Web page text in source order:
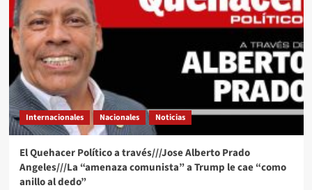
Internacionales Nacionales Noticias
El Quehacer Político a través///Jose Alberto Prado
Angeles///La “amenaza comunista” a Trump le cae “como
anillo al dedo”